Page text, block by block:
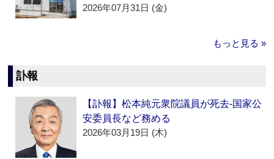
2026年07月31日 (金)
もっと見る »
訃報
【訃報】松本純元衆院議員が死去‐国家公
安委員長など務める
2026年03月19日 (木)